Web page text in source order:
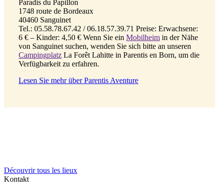
Paradis du Papillon
1748 route de Bordeaux
40460 Sanguinet
Tel.: 05.58.78.67.42 / 06.18.57.39.71 Preise: Erwachsene:
6 € – Kinder: 4,50 € Wenn Sie ein Mobilheim in der Nähe
von Sanguinet suchen, wenden Sie sich bitte an unseren
Campingplatz La Forêt Lahitte in Parentis en Born, um die
Verfügbarkeit zu erfahren.
Lesen Sie mehr über Parentis Aventure
Découvrir tous les lieux
Kontakt